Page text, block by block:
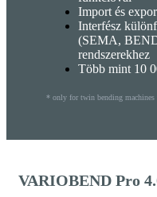
Import és
Interfész
(SEMA,
rendszerekhez
Több mint 10
* only for twin bending machines
VARIOBEND Pro